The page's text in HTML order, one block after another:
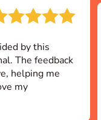
by this
The feedback
helping me
my